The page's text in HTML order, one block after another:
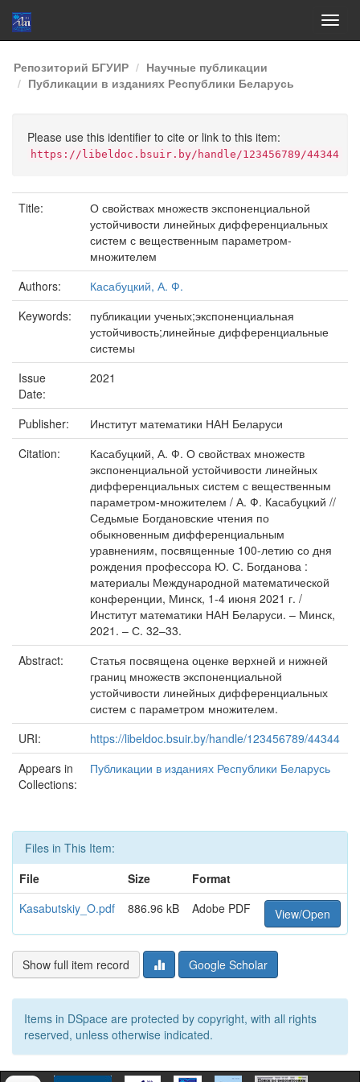
Skip
navigation
Репозиторий БГУИР
Научные публикации
Публикации в изданиях Республики Беларусь
Please use this identifier to cite or link to this item:
https://libeldoc.bsuir.by/handle/123456789/44344
Title:
О свойствах множеств экспоненциальной
устойчивости линейных дифференциальных
систем с вещественным параметром-
множителем
Authors:
Касабуцкий, А. Ф.
Keywords:
публикации ученых;экспоненциальная
устойчивость;линейные дифференциальные
системы
Issue
Date:
2021
Publisher:
Институт математики НАН Беларуси
Citation:
Касабуцкий, А. Ф. О свойствах множеств
экспоненциальной устойчивости линейных
дифференциальных систем с вещественным
параметром-множителем / А. Ф. Касабуцкий //
Седьмые Богдановские чтения по
обыкновенным дифференциальным
уравнениям, посвященные 100-летию со дня
рождения профессора Ю. С. Богданова :
материалы Международной математической
конференции, Минск, 1-4 июня 2021 г. /
Институт математики НАН Беларуси. – Минск,
2021. – С. 32–33.
Abstract:
Статья посвящена оценке верхней и нижней
границ множеств экспоненциальной
устойчивости линейных дифференциальных
систем с параметром множителем.
URI:
https://libeldoc.bsuir.by/handle/123456789/44344
Appears in
Collections:
Публикации в изданиях Республики Беларусь
Files in This Item:
File
Size
Format
Kasabutskiy_O.pdf
886.96 kB Adobe PDF View/Open
Show full item record Google Scholar
Items in DSpace are protected by copyright, with all rights
reserved, unless otherwise indicated.